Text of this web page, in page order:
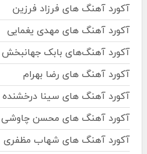
آکورد آهنگ های فرزاد فرزین
آکورد آهنگ های مهدی یغمایی
آکورد آهنگ‌های بابک جهانبخش
آکورد آهنگ های رضا بهرام
آکورد آهنگ های سینا درخشنده
آکورد آهنگ های محسن چاوشی
آکورد آهنگ های شهاب مظفری